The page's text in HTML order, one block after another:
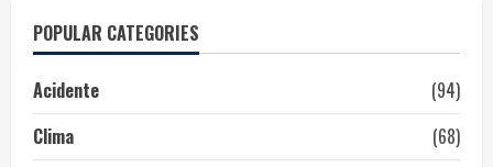
POPULAR CATEGORIES
Acidente
(94)
Clima
(68)